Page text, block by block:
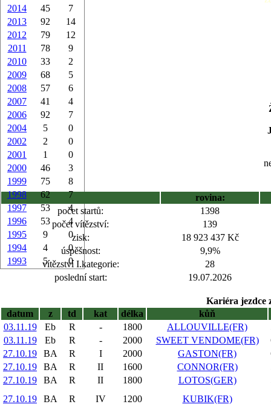
2014
45
7
2013
92
14
2012
79
12
2011
78
9
2010
33
2
2009
68
5
2008
57
6
2007
41
4
2006
92
7
2004
5
0
2002
2
0
2001
1
0
2000
46
3
1999
75
8
1998
62
7
1997
53
4
1996
53
4
1995
9
0
1994
4
0
1993
5 0
rovina:
počet startů:
1398
počet vítězství:
139
zisk:
18 923 437 Kč
úspěšnost:
9,9%
vítězství I.kategorie:
28
poslední start:
19.07.2026
Kariéra jezdce
datum
z td kat délka
kůň
03.11.19
Eb R - 1800 ALLOUVILLE(FR)
03.11.19
Eb R - 2000 SWEET VENDOME(FR)
27.10.19
BA R I 2000 GASTON(FR)
27.10.19
BA R II 1600 CONNOR(FR)
27.10.19
BA R II 1800 LOTOS(GER)
27.10.19
BA R IV 1200 KUBIK(FR)